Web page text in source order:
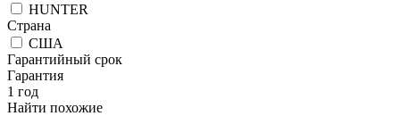
HUNTER
Страна
США
Гарантийный срок
Гарантия
1 год
Найти похожие